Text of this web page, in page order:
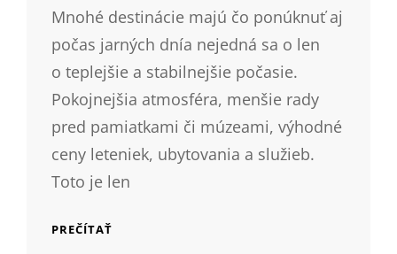
Mnohé destinácie majú čo ponúknuť aj
počas jarných dnía nejedná sa o len
o teplejšie a stabilnejšie počasie.
Pokojnejšia atmosféra, menšie rady
pred pamiatkami či múzeami, výhodné
ceny leteniek, ubytovania a služieb.
Toto je len
PREČÍTAŤ